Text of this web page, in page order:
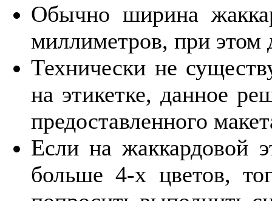
Обычно ширина
миллиметров, при
Технически не
на этикетке, данное
предоставленного
Если на жаккардовой
больше 4-х цветов,